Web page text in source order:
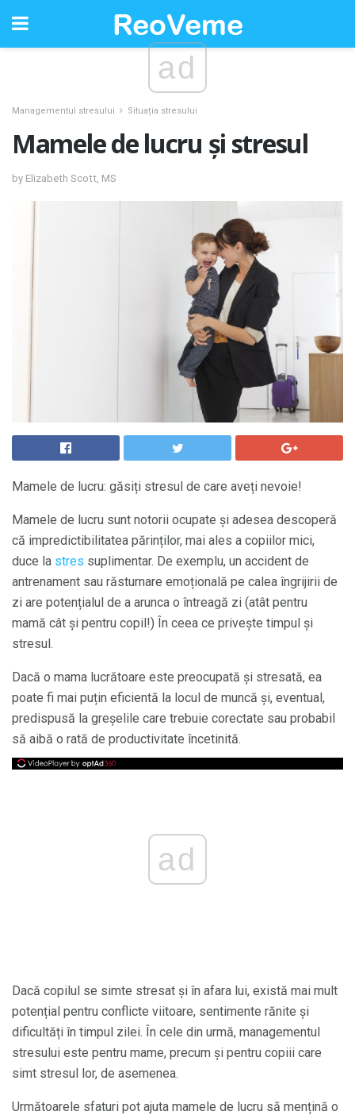
ad
Managementul stresului Situația stresului
Mamele de lucru și stresul
by Elizabeth Scott, MS
Mamele de lucru: găsiți stresul de care aveți nevoie!
Mamele de lucru sunt notorii ocupate și adesea descoperă
că impredictibilitatea părinților, mai ales a copiilor mici,
duce la stres suplimentar. De exemplu, un accident de
antrenament sau răsturnare emoțională pe calea îngrijirii de
zi are potențialul de a arunca o întreagă zi (atât pentru
mamă cât și pentru copil!) În ceea ce privește timpul și
stresul.
Dacă o mama lucrătoare este preocupată și stresată, ea
poate fi mai puțin eficientă la locul de muncă și, eventual,
predispusă la greșelile care trebuie corectate sau probabil
să aibă o rată de productivitate încetinită.
ad
Dacă copilul se simte stresat și în afara lui, există mai mult
potențial pentru conflicte viitoare, sentimente rănite și
dificultăți în timpul zilei. În cele din urmă, managementul
stresului este pentru mame, precum și pentru copiii care
simt stresul lor, de asemenea.
Următoarele sfaturi pot ajuta mamele de lucru să mențină o